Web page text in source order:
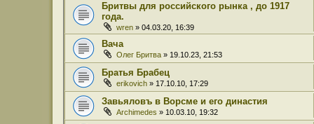
Бритвы для российского рынка , до 1917
года.
wren » 04.03.20, 16:39
Вача
Олег Бритва » 19.10.23, 21:53
Братья Брабец
erikovich » 17.10.10, 17:29
Завьяловъ в Ворсме и его династия
Archimedes » 10.03.10, 19:32